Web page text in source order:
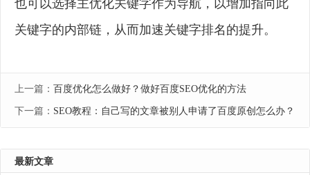
也可以选择主优化关键字作为导航，以增加指向此
关键字的内部链，从而加速关键字排名的提升。
上一篇： 百度优化怎么做好？做好百度SEO优化的方法
下一篇： SEO教程：自己写的文章被别人申请了百度原创怎么办？
最新文章